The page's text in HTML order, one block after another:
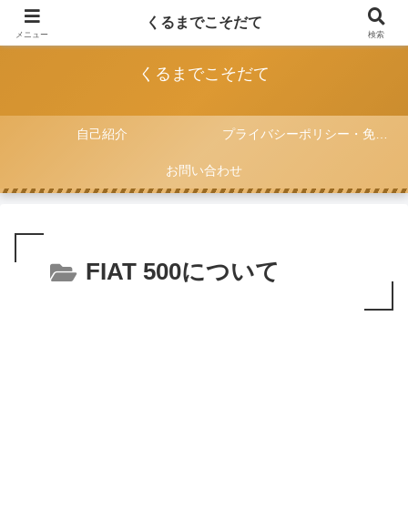
FIAT 500と一緒に子育てをしていく記録
くるまでこそだて
自己紹介 プライバシーポリシー・免責事項
お問い合わせ
FIAT 500について
メニュー
くるまでこそだて
検索